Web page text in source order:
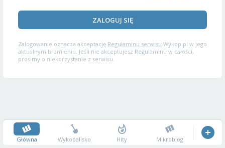
ZALOGUJ SIĘ
Zalogowanie oznacza akceptację Regulaminu serwisu Wykop.pl w jego
aktualnym brzmieniu. Jeśli nie akceptujesz Regulaminu w całości,
prosimy o niekorzystanie z serwisu.
Główna Wykopalisko Hity Mikroblog